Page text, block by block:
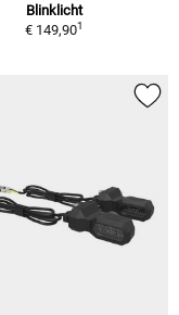
Blinklicht
€ 149,901